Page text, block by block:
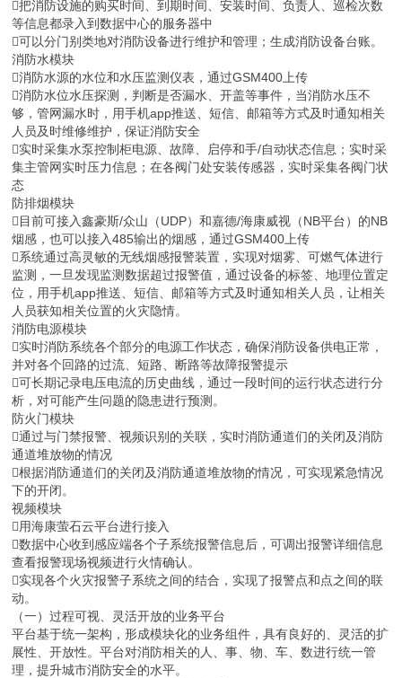
把消防设施的购买时间、到期时间、安装时间、负责人、巡检次数
等信息都录入到数据中心的服务器中
可以分门别类地对消防设备进行维护和管理；生成消防设备台账。
消防水模块
消防水源的水位和水压监测仪表，通过GSM400上传
消防水位水压探测，判断是否漏水、开盖等事件，当消防水压不
够，管网漏水时，用手机app推送、短信、邮箱等方式及时通知相关
人员及时维修维护，保证消防安全
实时采集水泵控制柜电源、故障、启停和手/自动状态信息；实时采
集主管网实时压力信息；在各阀门处安装传感器，实时采集各阀门状
态
防排烟模块
目前可接入鑫豪斯/众山（UDP）和嘉德/海康威视（NB平台）的NB
烟感，也可以接入485输出的烟感，通过GSM400上传
系统通过高灵敏的无线烟感报警装置，实现对烟雾、可燃气体进行
监测，一旦发现监测数据超过报警值，通过设备的标签、地理位置定
位，用手机app推送、短信、邮箱等方式及时通知相关人员，让相关
人员获知相关位置的火灾隐情。
消防电源模块
实时消防系统各个部分的电源工作状态，确保消防设备供电正常，
并对各个回路的过流、短路、断路等故障报警提示
可长期记录电压电流的历史曲线，通过一段时间的运行状态进行分
析，对可能产生问题的隐患进行预测。
防火门模块
通过与门禁报警、视频识别的关联，实时消防通道们的关闭及消防
通道堆放物的情况
根据消防通道们的关闭及消防通道堆放物的情况，可实现紧急情况
下的开闭。
视频模块
用海康萤石云平台进行接入
数据中心收到感应端各个子系统报警信息后，可调出报警详细信息
查看报警现场视频进行火情确认。
实现各个火灾报警子系统之间的结合，实现了报警点和点之间的联
动。
（一）过程可视、灵活开放的业务平台
平台基于统一架构，形成模块化的业务组件，具有良好的、灵活的扩
展性、开放性。平台对消防相关的人、事、物、车、数进行统一管
理，提升城市消防安全的水平。